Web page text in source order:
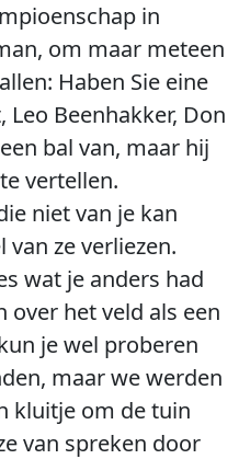
in
om maar meteen
Haben Sie eine
Leo Beenhakker, Don
bal van, maar hij
vertellen.
niet van je kan
ze verliezen.
wat je anders had
over het veld als een
je wel proberen
maar we werden
kluitje om de tuin
van spreken door